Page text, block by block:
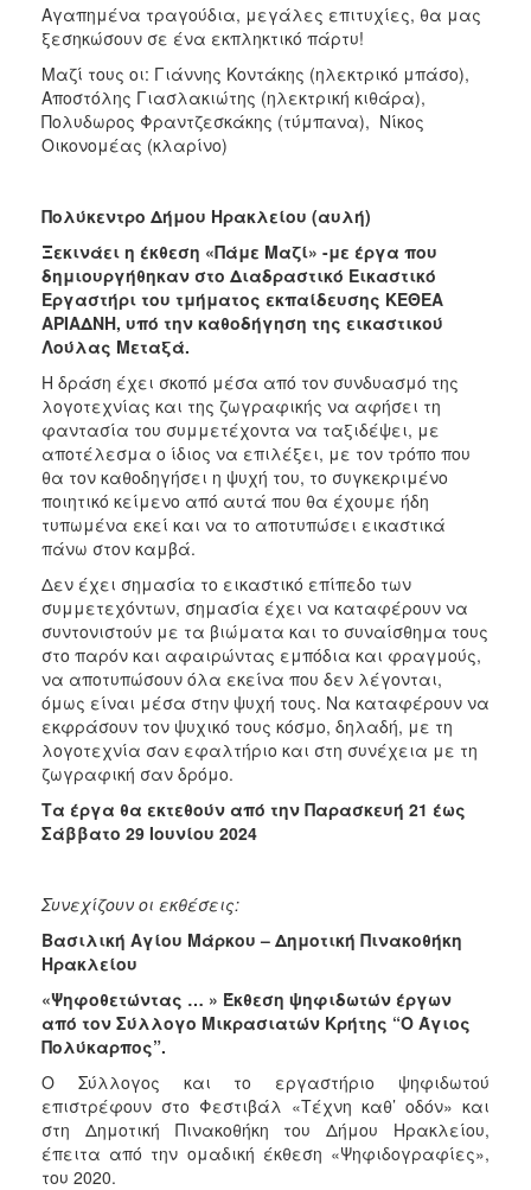
Αγαπημένα τραγούδια, μεγάλες επιτυχίες, θα μας
ξεσηκώσουν σε ένα εκπληκτικό πάρτυ!
Μαζί τους οι: Γιάννης Κοντάκης (ηλεκτρικό μπάσο),
Αποστόλης Γιασλακιώτης (ηλεκτρική κιθάρα),
Πολυδωρος Φραντζεσκάκης (τύμπανα), Νίκος
Οικονομέας (κλαρίνο)
Πολύκεντρο Δήμου Ηρακλείου (αυλή)
Ξεκινάει η έκθεση «Πάμε Μαζί» -με έργα που
δημιουργήθηκαν στο Διαδραστικό Εικαστικό
Εργαστήρι του τμήματος εκπαίδευσης ΚΕΘΕΑ
ΑΡΙΑΔΝΗ, υπό την καθοδήγηση της εικαστικού
Λούλας Μεταξά.
Η δράση έχει σκοπό μέσα από τον συνδυασμό της
λογοτεχνίας και της ζωγραφικής να αφήσει τη
φαντασία του συμμετέχοντα να ταξιδέψει, με
αποτέλεσμα ο ίδιος να επιλέξει, με τον τρόπο που
θα τον καθοδηγήσει η ψυχή του, το συγκεκριμένο
ποιητικό κείμενο από αυτά που θα έχουμε ήδη
τυπωμένα εκεί και να το αποτυπώσει εικαστικά
πάνω στον καμβά.
Δεν έχει σημασία το εικαστικό επίπεδο των
συμμετεχόντων, σημασία έχει να καταφέρουν να
συντονιστούν με τα βιώματα και το συναίσθημα τους
στο παρόν και αφαιρώντας εμπόδια και φραγμούς,
να αποτυπώσουν όλα εκείνα που δεν λέγονται,
όμως είναι μέσα στην ψυχή τους. Να καταφέρουν να
εκφράσουν τον ψυχικό τους κόσμο, δηλαδή, με τη
λογοτεχνία σαν εφαλτήριο και στη συνέχεια με τη
ζωγραφική σαν δρόμο.
Τα έργα θα εκτεθούν από την Παρασκευή 21 έως
Σάββατο 29 Ιουνίου 2024
Συνεχίζουν οι εκθέσεις:
Βασιλική Αγίου Μάρκου – Δημοτική Πινακοθήκη
Ηρακλείου
«Ψηφοθετώντας … » Έκθεση ψηφιδωτών έργων
από τον Σύλλογο Μικρασιατών Κρήτης “Ο Άγιος
Πολύκαρπος”.
Ο Σύλλογος και το εργαστήριο ψηφιδωτού
επιστρέφουν στο Φεστιβάλ «Τέχνη καθ’ οδόν» και
στη Δημοτική Πινακοθήκη του Δήμου Ηρακλείου,
έπειτα από την ομαδική έκθεση «Ψηφιδογραφίες»,
του 2020.